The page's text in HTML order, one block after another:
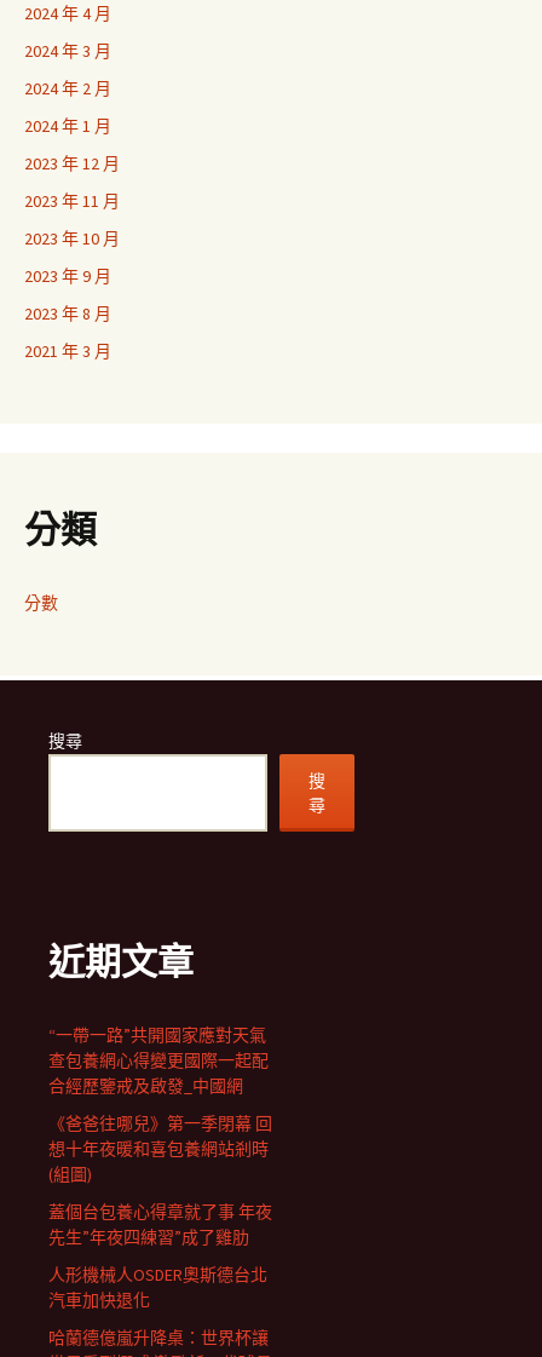
2024 年 4 月
2024 年 3 月
2024 年 2 月
2024 年 1 月
2023 年 12 月
2023 年 11 月
2023 年 10 月
2023 年 9 月
2023 年 8 月
2021 年 3 月
分類
分數
搜尋
搜
尋
近期文章
“一帶一路”共開國家應對天氣
查包養網心得變更國際一起配
合經歷鑒戒及啟發_中國網
《爸爸往哪兒》第一季閉幕 回
想十年夜暖和喜包養網站剎時
(組圖)
蓋個台包養心得章就了事 年夜
先生”年夜四練習”成了雞肋
人形機械人OSDER奧斯德台北
汽車加快退化
哈蘭德億嵐升降桌：世界杯讓